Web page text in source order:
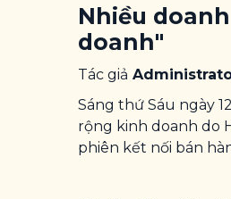
Nhiều
doanh"
Tác giả
Sáng thứ Sáu ngày
rộng kinh doanh do
phiên kết nối bán